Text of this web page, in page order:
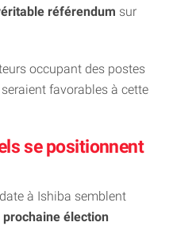
référendum sur
occupant des postes
favorables à cette
se positionnent
à Ishiba semblent
élection